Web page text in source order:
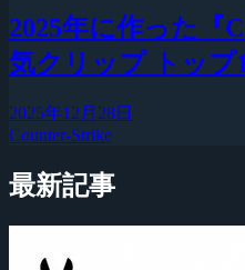
2025年に作った『
気クリップ トップ
2025年12月28日
Counter-Strike
最新記事